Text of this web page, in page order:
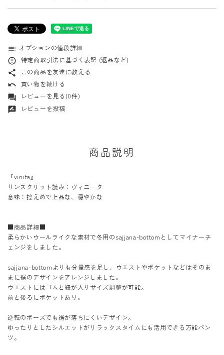
toc オプションの値段詳細
error_outline 特定商取引法に基づく表記 (返品など)
share この商品を友達に教える
undo 買い物を続ける
forum レビューを見る(0件)
rate_review レビューを投稿
商品説明
『vinita』
サンスクリット読み：ヴィニータ
意味：控えめで上品な、穏やかな
■商品詳細■
柔らかいウールライクな素材で冬用のsajjana-bottomとしてマイナーチ
ェンジをしました。
sajjana-bottomよりも分量感を足し、ウエストやポケットなどはそのま
まに裾のデザインをアレンジしました。
ウエストにはゴムと紐が入りサイズ調整が可能。
前と後ろにポケットあり。
逆転のポーズでも裾が落ちにくいデザイン。
ゆったりとしたシルエットがリラックスタイムにも活用できる万能パン
ツ。